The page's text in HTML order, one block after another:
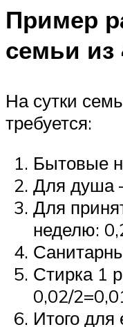
Пример
семьи из
На сутки
требуется:
Бытовые
Для душа
Для
неделю:
Стирка 1
0,02/
Итого для